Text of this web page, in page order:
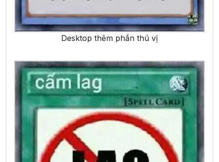
Desktop thêm phần thú vị